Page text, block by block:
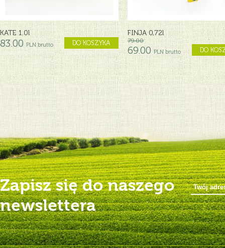
KATE 1.0l
83.00PLN brutto DO KOSZYKA
FINJA 0,72l
79.00
69.00 PLN brutto DO
Zapisz się do naszego
newslettera